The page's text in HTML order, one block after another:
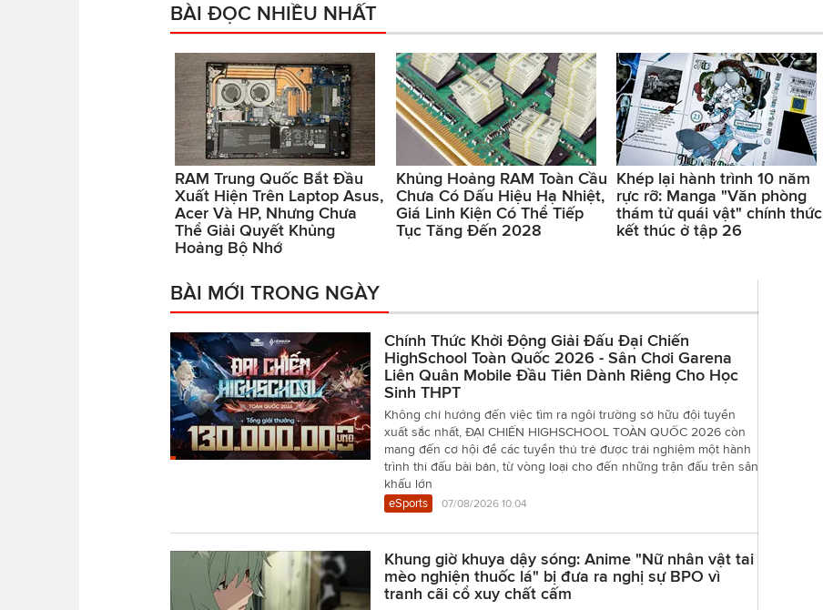
BÀI ĐỌC NHIỀU NHẤT
RAM Trung Quốc Bắt Đầu
Xuất Hiện Trên Laptop Asus,
Acer Và HP, Nhưng Chưa
Thể Giải Quyết Khủng
Hoảng Bộ Nhớ
Khủng Hoảng RAM Toàn Cầu
Chưa Có Dấu Hiệu Hạ Nhiệt,
Giá Linh Kiện Có Thể Tiếp
Tục Tăng Đến 2028
Khép lại hành trình 10 năm
rực rỡ: Manga "Văn phòng
thám tử quái vật" chính thức
kết thúc ở tập 26
BÀI MỚI TRONG NGÀY
Chính Thức Khởi Động Giải Đấu Đại Chiến
HighSchool Toàn Quốc 2026 - Sân Chơi Garena
Liên Quân Mobile Đầu Tiên Dành Riêng Cho Học
Sinh THPT
Không chỉ hướng đến việc tìm ra ngôi trường sở hữu đội tuyển
xuất sắc nhất, ĐẠI CHIẾN HIGHSCHOOL TOÀN QUỐC 2026 còn
mang đến cơ hội để các tuyển thủ trẻ được trải nghiệm một hành
trình thi đấu bài bản, từ vòng loại cho đến những trận đấu trên sân
khấu lớn
eSports
07/08/2026 10:04
Khung giờ khuya dậy sóng: Anime "Nữ nhân vật tai
mèo nghiện thuốc lá" bị đưa ra nghị sự BPO vì
tranh cãi cổ xuy chất cấm